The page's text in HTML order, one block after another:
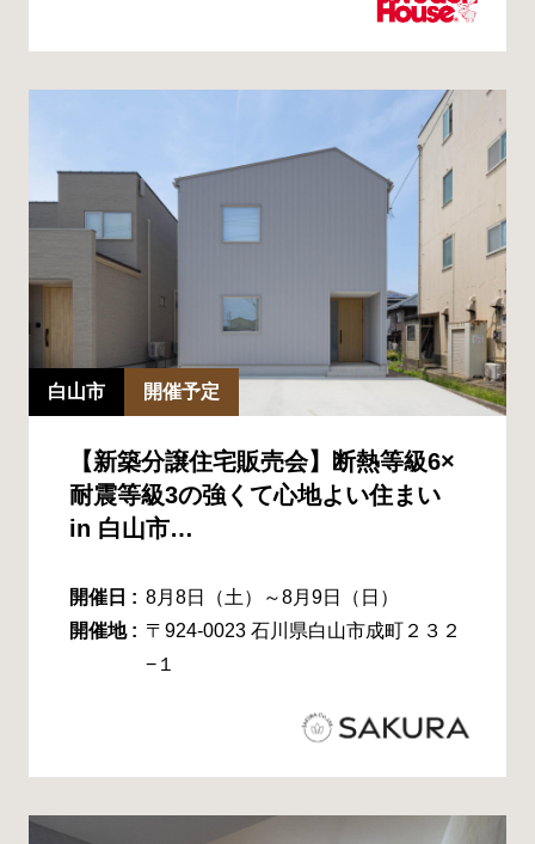
白山市 開催予定
【新築分譲住宅販売会】断熱等級6×
耐震等級3の強くて心地よい住まい
in 白山市…
開催日 : 8月8日（土）～8月9日（日）
開催地 : 〒924-0023 石川県白山市成町２３２
−１